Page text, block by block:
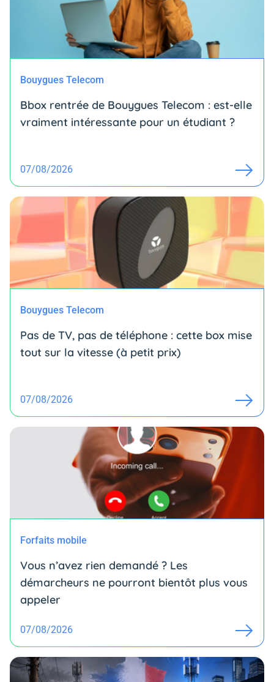
Bouygues Telecom
Bbox rentrée de Bouygues Telecom : est-elle
vraiment intéressante pour un étudiant ?
07/08/2026
Bouygues Telecom
Pas de TV, pas de téléphone : cette box mise
tout sur la vitesse (à petit prix)
07/08/2026
Forfaits mobile
Vous n’avez rien demandé ? Les
démarcheurs ne pourront bientôt plus vous
appeler
07/08/2026